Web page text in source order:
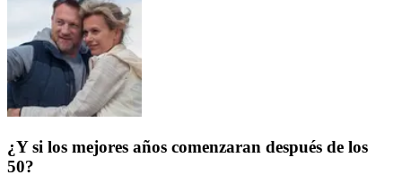
¿Y si los mejores años comenzaran después de los
50?